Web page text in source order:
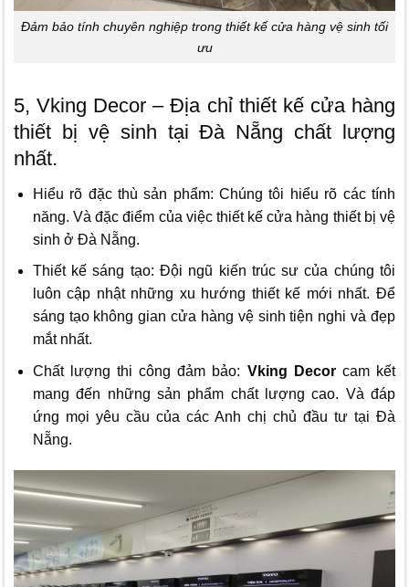
Đảm bảo tính chuyên nghiệp trong thiết kế cửa hàng vệ sinh tối
ưu
5, Vking Decor – Địa chỉ thiết kế cửa hàng
thiết bị vệ sinh tại Đà Nẵng chất lượng
nhất.
Hiểu rõ đặc thù sản phẩm: Chúng tôi hiểu rõ các tính
năng. Và đặc điểm của việc thiết kế cửa hàng thiết bị vệ
sinh ở Đà Nẵng.
Thiết kế sáng tạo: Đội ngũ kiến trúc sư của chúng tôi
luôn cập nhật những xu hướng thiết kế mới nhất. Để
sáng tạo không gian cửa hàng vệ sinh tiện nghi và đẹp
mắt nhất.
Chất lượng thi công đảm bảo: Vking Decorcam kết
mang đến những sản phẩm chất lượng cao. Và đáp
ứng mọi yêu cầu của các Anh chị chủ đầu tư tại Đà
Nẵng.